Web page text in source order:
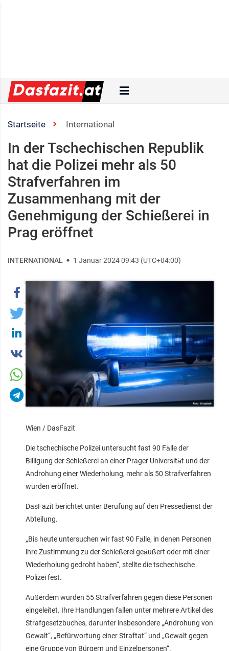
Startseite International
In der Tschechischen Republik
hat die Polizei mehr als 50
Strafverfahren im
Zusammenhang mit der
Genehmigung der Schießerei in
Prag eröffnet
INTERNATIONAL 1 Januar 2024 09:43 (UTC+04:00)
Wien / DasFazit
Die tschechische Polizei untersucht fast 90 Fälle der
Billigung der Schießerei an einer Prager Universität und der
Androhung einer Wiederholung, mehr als 50 Strafverfahren
wurden eröffnet.
DasFazit berichtet unter Berufung auf den Pressedienst der
Abteilung.
„Bis heute untersuchen wir fast 90 Fälle, in denen Personen
ihre Zustimmung zu der Schießerei geäußert oder mit einer
Wiederholung gedroht haben“, stellte die tschechische
Polizei fest.
Außerdem wurden 55 Strafverfahren gegen diese Personen
eingeleitet. Ihre Handlungen fallen unter mehrere Artikel des
Strafgesetzbuches, darunter insbesondere „Androhung von
Gewalt“, „Befürwortung einer Straftat“ und „Gewalt gegen
eine Gruppe von Bürgern und Einzelpersonen“.